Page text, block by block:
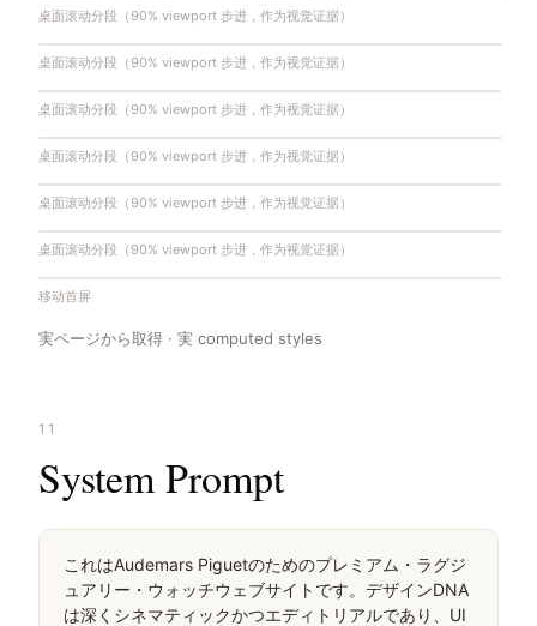
桌面滚动分段（90% viewport 步进，作为视觉证据）
桌面滚动分段（90% viewport 步进，作为视觉证据）
桌面滚动分段（90% viewport 步进，作为视觉证据）
桌面滚动分段（90% viewport 步进，作为视觉证据）
桌面滚动分段（90% viewport 步进，作为视觉证据）
桌面滚动分段（90% viewport 步进，作为视觉证据）
移动首屏
実ページから取得 · 実 computed styles
11
System Prompt
これはAudemars Piguetのためのプレミアム・ラグジ
ュアリー・ウォッチウェブサイトです。デザインDNA
は深くシネマティックかつエディトリアルであり、UI